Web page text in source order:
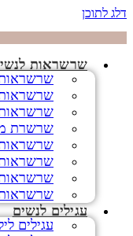
דלג לתוכן
שרשראות
שרשראות
שרשרת
עגילים לנשים
עגילים